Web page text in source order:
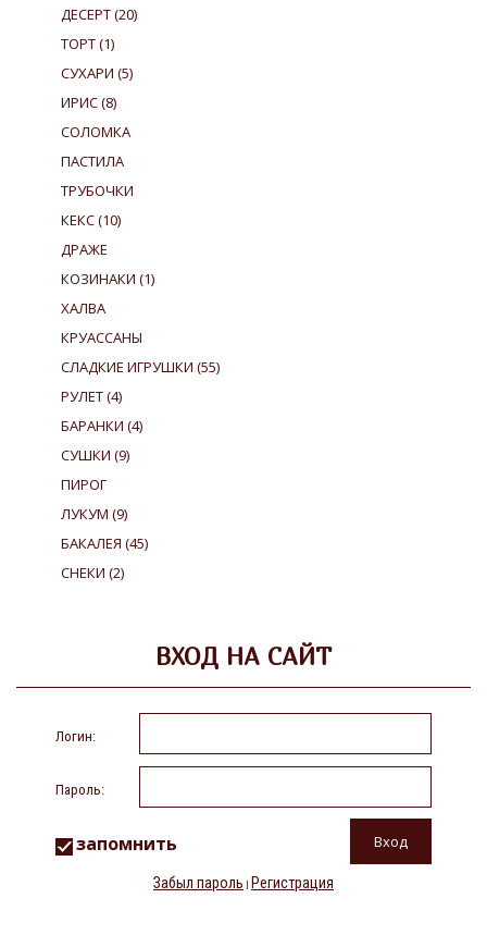
ДЕСЕРТ(20)
ТОРТ(1)
СУХАРИ (5)
ИРИС(8)
СОЛОМКА
ПАСТИЛА
ТРУБОЧКИ
КЕКС(10)
ДРАЖЕ
КОЗИНАКИ (1)
ХАЛВА
КРУАССАНЫ
СЛАДКИЕ ИГРУШКИ (55)
РУЛЕТ(4)
БАРАНКИ (4)
СУШКИ (9)
ПИРОГ
ЛУКУМ (9)
БАКАЛЕЯ (45)
СНЕКИ (2)
ВХОД НА САЙТ
Логин:
Пароль:
запомнить
Забыл пароль | Регистрация